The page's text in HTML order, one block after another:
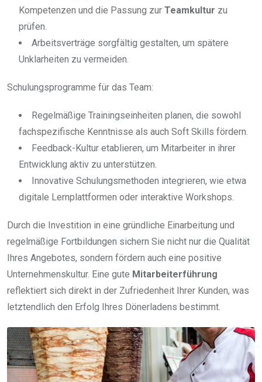
Kompetenzen und die Passung zur Teamkultur zu
prüfen.
Arbeitsverträge sorgfältig gestalten, um spätere
Unklarheiten zu vermeiden.
Schulungsprogramme für das Team:
Regelmäßige Trainingseinheiten planen, die sowohl
fachspezifische Kenntnisse als auch Soft Skills fördern.
Feedback-Kultur etablieren, um Mitarbeiter in ihrer
Entwicklung aktiv zu unterstützen.
Innovative Schulungsmethoden integrieren, wie etwa
digitale Lernplattformen oder interaktive Workshops.
Durch die Investition in eine gründliche Einarbeitung und
regelmäßige Fortbildungen sichern Sie nicht nur die Qualität
Ihres Angebotes, sondern fördern auch eine positive
Unternehmenskultur. Eine gute Mitarbeiterführung
reflektiert sich direkt in der Zufriedenheit Ihrer Kunden, was
letztendlich den Erfolg Ihres Dönerladens bestimmt.